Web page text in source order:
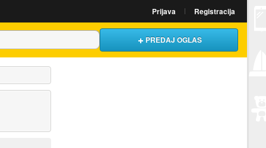
Prijava Registracija
PREDAJ OGLAS